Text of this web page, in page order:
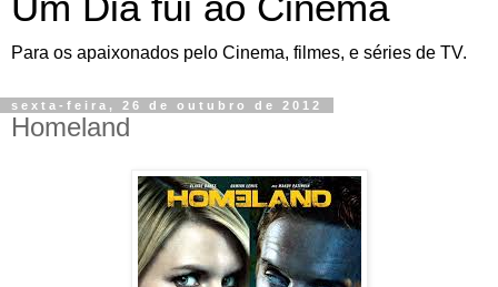
Para os apaixonados pelo Cinema, filmes, e séries de TV.
sexta-feira, 26 de outubro de 2012
Homeland